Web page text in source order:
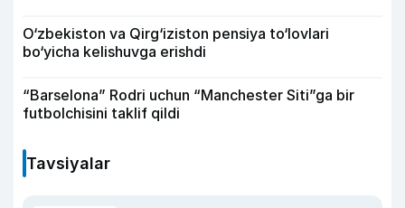
O‘zbekiston va Qirg‘iziston pensiya to‘lovlari
bo‘yicha kelishuvga erishdi
“Barselona” Rodri uchun “Manchester Siti”ga bir
futbolchisini taklif qildi
Tavsiyalar